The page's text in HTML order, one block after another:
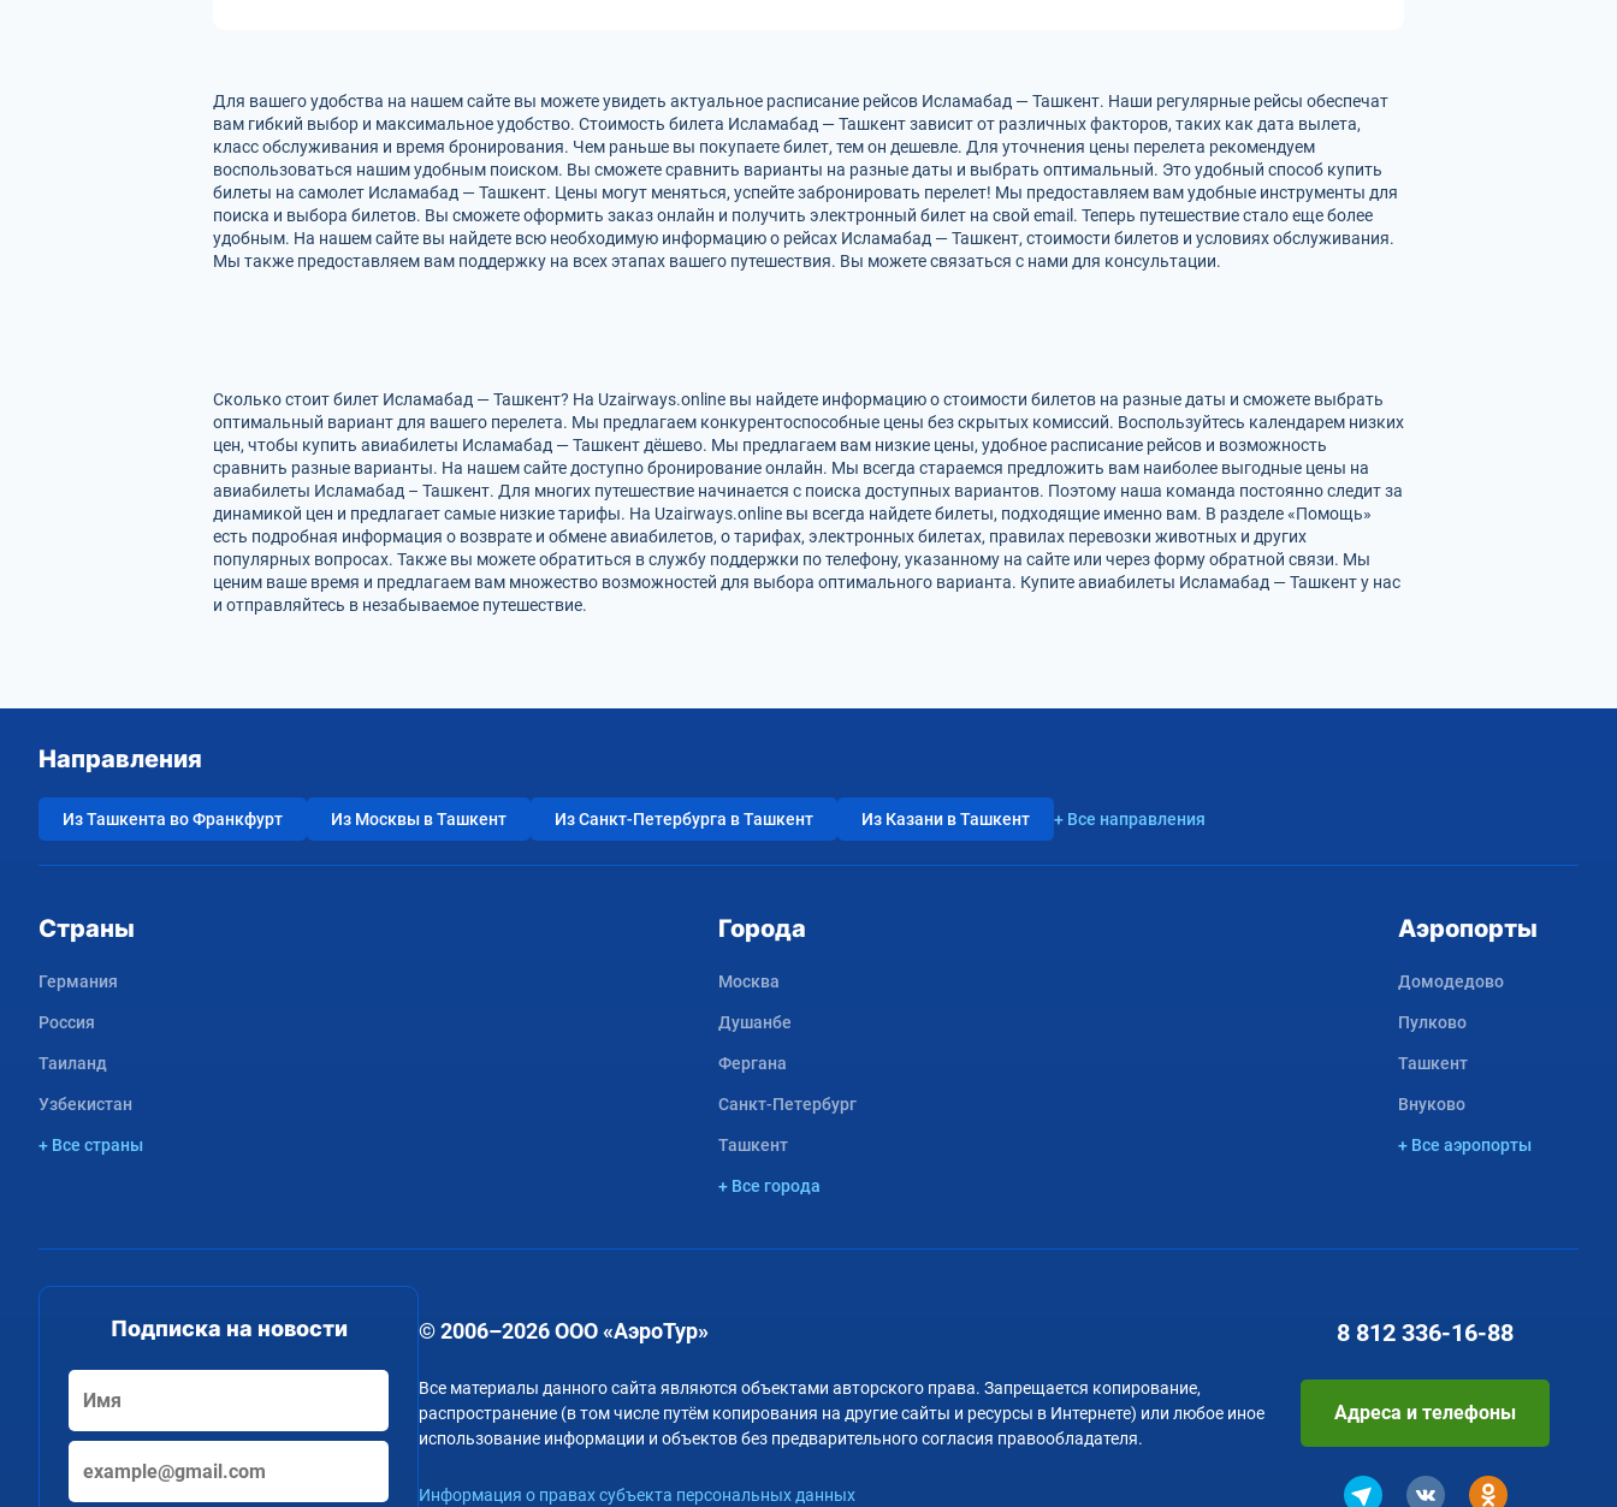
Для вашего удобства на нашем сайте вы можете увидеть актуальное расписание рейсов Исламабад — Ташкент. Наши регулярные рейсы обеспечат
вам гибкий выбор и максимальное удобство. Стоимость билета Исламабад — Ташкент зависит от различных факторов, таких как дата вылета,
класс обслуживания и время бронирования. Чем раньше вы покупаете билет, тем он дешевле. Для уточнения цены перелета рекомендуем
воспользоваться нашим удобным поиском. Вы сможете сравнить варианты на разные даты и выбрать оптимальный. Это удобный способ купить
билеты на самолет Исламабад — Ташкент. Цены могут меняться, успейте забронировать перелет! Мы предоставляем вам удобные инструменты для
поиска и выбора билетов. Вы сможете оформить заказ онлайн и получить электронный билет на свой email. Теперь путешествие стало еще более
удобным. На нашем сайте вы найдете всю необходимую информацию о рейсах Исламабад — Ташкент, стоимости билетов и условиях обслуживания.
Мы также предоставляем вам поддержку на всех этапах вашего путешествия. Вы можете связаться с нами для консультации.
Сколько стоит билет Исламабад — Ташкент? На Uzairways.online вы найдете информацию о стоимости билетов на разные даты и сможете выбрать
оптимальный вариант для вашего перелета. Мы предлагаем конкурентоспособные цены без скрытых комиссий. Воспользуйтесь календарем низких
цен, чтобы купить авиабилеты Исламабад — Ташкент дёшево. Мы предлагаем вам низкие цены, удобное расписание рейсов и возможность
сравнить разные варианты. На нашем сайте доступно бронирование онлайн. Мы всегда стараемся предложить вам наиболее выгодные цены на
авиабилеты Исламабад – Ташкент. Для многих путешествие начинается с поиска доступных вариантов. Поэтому наша команда постоянно следит за
динамикой цен и предлагает самые низкие тарифы. На Uzairways.online вы всегда найдете билеты, подходящие именно вам. В разделе «Помощь»
есть подробная информация о возврате и обмене авиабилетов, о тарифах, электронных билетах, правилах перевозки животных и других
популярных вопросах. Также вы можете обратиться в службу поддержки по телефону, указанному на сайте или через форму обратной связи. Мы
ценим ваше время и предлагаем вам множество возможностей для выбора оптимального варианта. Купите авиабилеты Исламабад — Ташкент у нас
и отправляйтесь в незабываемое путешествие.
Направления
Из Ташкента во Франкфурт Из Москвы в Ташкент Из Санкт-Петербурга в Ташкент Из Казани в Ташкент + Все направления
Страны
Германия
Россия
Таиланд
Узбекистан
+ Все страны
Города
Москва
Душанбе
Фергана
Санкт-Петербург
Ташкент
+ Все города
Аэропорты
Домодедово
Пулково
Ташкент
Внуково
+ Все аэропорты
Подписка на новости © 2006–2026 ООО «АэроТур»
Все материалы данного сайта являются объектами авторского права. Запрещается копирование,
распространение (в том числе путём копирования на другие сайты и ресурсы в Интернете) или любое иное
использование информации и объектов без предварительного согласия правообладателя.
Информация о правах субъекта персональных данных
8 812 336-16-88
Адреса и телефоны